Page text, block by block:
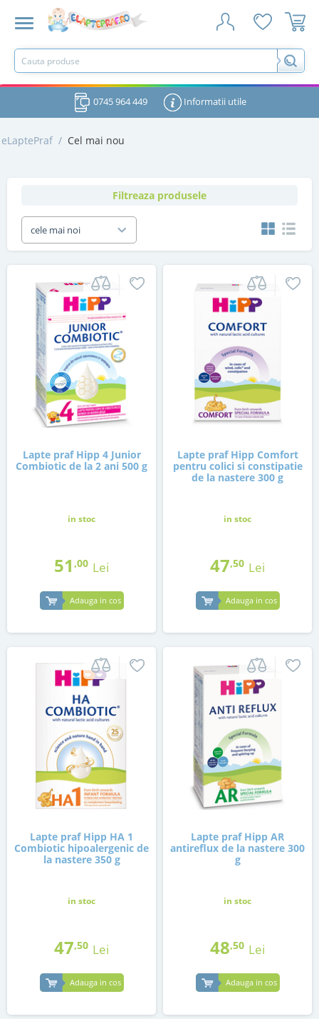
0745 964 449 Informatii utile
eLaptePraf / Cel mai nou
Filtreaza produsele
cele mai noi
Lapte praf Hipp 4 Junior
Combiotic de la 2 ani 500 g
in stoc
51 ,00 Lei
Adauga in cos
Lapte praf Hipp Comfort
pentru colici si constipatie
de la nastere 300 g
in stoc
47,50 Lei
Adauga in cos
Lapte praf Hipp HA 1
Combiotic hipoalergenic de
la nastere 350 g
in stoc
47,50 Lei
Adauga in cos
Lapte praf Hipp AR
antireflux de la nastere 300
g
in stoc
48,50 Lei
Adauga in cos